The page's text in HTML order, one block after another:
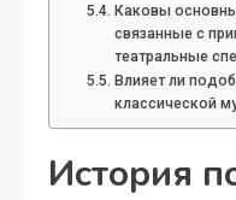
Каковы
связанные с
театральные
Влияет ли
классической
История